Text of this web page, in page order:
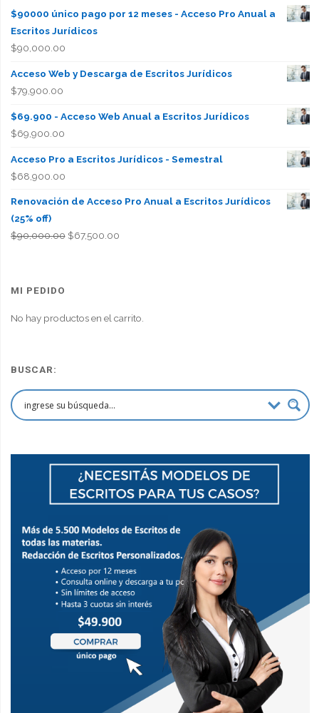
$90000 único pago por 12 meses - Acceso Pro Anual a
Escritos Jurídicos
$90,000.00
Acceso Web y Descarga de Escritos Jurídicos
$79,900.00
$69.900 - Acceso Web Anual a Escritos Jurídicos
$69,900.00
Acceso Pro a Escritos Jurídicos - Semestral
$68,900.00
Renovación de Acceso Pro Anual a Escritos Jurídicos
(25% off)
$90,000.00 El
$67,500.00El
MI PEDIDO
No hay productos en el carrito.
BUSCAR: